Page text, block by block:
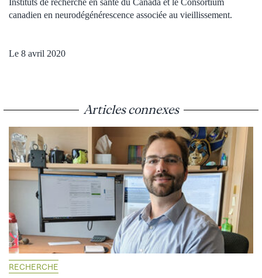
canadien en neurodégénérescence associée au vieillissement.
Le 8 avril 2020
Articles connexes
RECHERCHE